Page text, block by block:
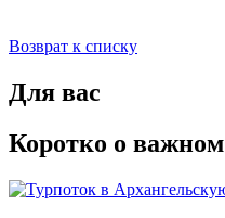
Возврат к списку
Для вас
Коротко о важном